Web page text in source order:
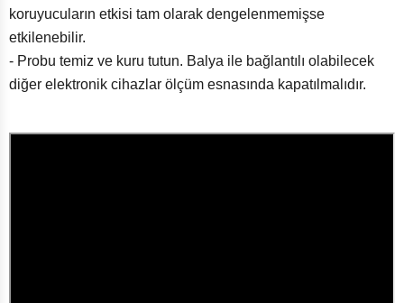
koruyucuların etkisi tam olarak dengelenmemişse
etkilenebilir.
- Probu temiz ve kuru tutun. Balya ile bağlantılı olabilecek
diğer elektronik cihazlar ölçüm esnasında kapatılmalıdır.